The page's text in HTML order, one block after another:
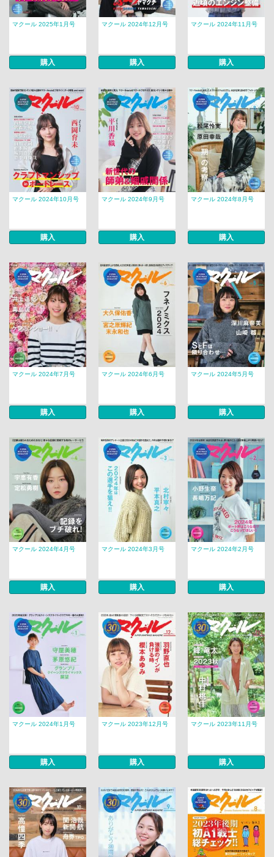
マクール 2025年1月号
購入
マクール 2024年12月号
購入
マクール 2024年11月号
購入
マクール 2024年10月号
購入
マクール 2024年9月号
購入
マクール 2024年8月号
購入
マクール 2024年7月号
購入
マクール 2024年6月号
購入
マクール 2024年5月号
購入
マクール 2024年4月号
購入
マクール 2024年3月号
購入
マクール 2024年2月号
購入
マクール 2024年1月号
購入
マクール 2023年12月号
購入
マクール 2023年11月号
購入